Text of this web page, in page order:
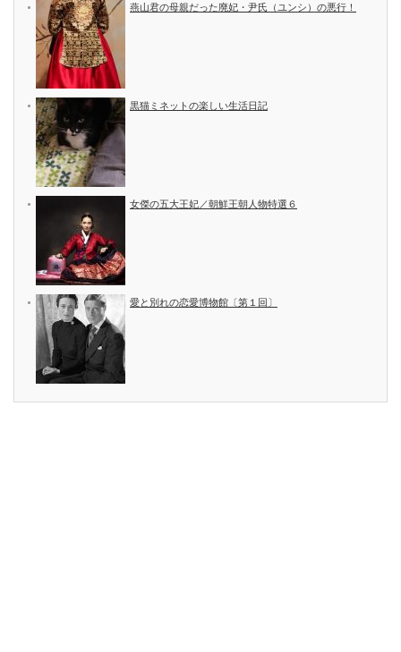
燕山君の母親だった廃妃・尹氏（ユンシ）の悪行！
黒猫ミネットの楽しい生活日記
女傑の五大王妃／朝鮮王朝人物特選６
愛と別れの恋愛博物館〔第１回〕